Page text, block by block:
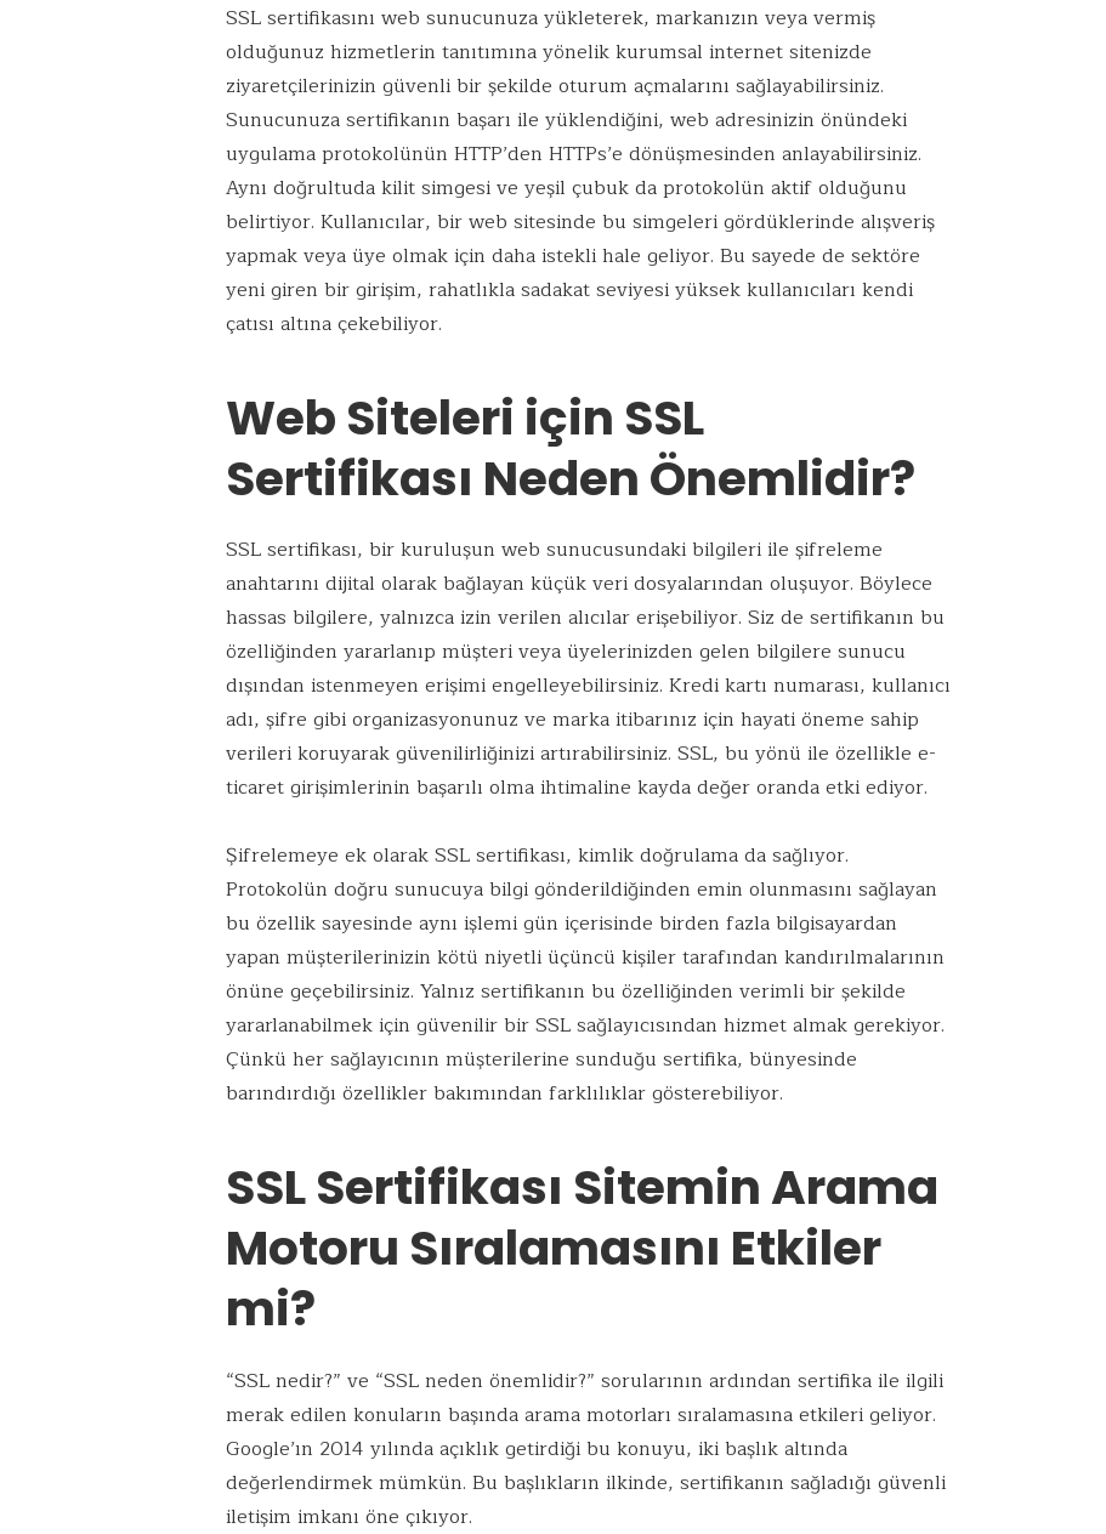
SSL sertifikasını web sunucunuza yükleterek, markanızın veya vermiş
olduğunuz hizmetlerin tanıtımına yönelik kurumsal internet sitenizde
ziyaretçilerinizin güvenli bir şekilde oturum açmalarını sağlayabilirsiniz.
Sunucunuza sertifikanın başarı ile yüklendiğini, web adresinizin önündeki
uygulama protokolünün HTTP’den HTTPs’e dönüşmesinden anlayabilirsiniz.
Aynı doğrultuda kilit simgesi ve yeşil çubuk da protokolün aktif olduğunu
belirtiyor. Kullanıcılar, bir web sitesinde bu simgeleri gördüklerinde alışveriş
yapmak veya üye olmak için daha istekli hale geliyor. Bu sayede de sektöre
yeni giren bir girişim, rahatlıkla sadakat seviyesi yüksek kullanıcıları kendi
çatısı altına çekebiliyor.
Web Siteleri için SSL
Sertifikası Neden Önemlidir?
SSL sertifikası, bir kuruluşun web sunucusundaki bilgileri ile şifreleme
anahtarını dijital olarak bağlayan küçük veri dosyalarından oluşuyor. Böylece
hassas bilgilere, yalnızca izin verilen alıcılar erişebiliyor. Siz de sertifikanın bu
özelliğinden yararlanıp müşteri veya üyelerinizden gelen bilgilere sunucu
dışından istenmeyen erişimi engelleyebilirsiniz. Kredi kartı numarası, kullanıcı
adı, şifre gibi organizasyonunuz ve marka itibarınız için hayati öneme sahip
verileri koruyarak güvenilirliğinizi artırabilirsiniz. SSL, bu yönü ile özellikle e-
ticaret girişimlerinin başarılı olma ihtimaline kayda değer oranda etki ediyor.
Şifrelemeye ek olarak SSL sertifikası, kimlik doğrulama da sağlıyor.
Protokolün doğru sunucuya bilgi gönderildiğinden emin olunmasını sağlayan
bu özellik sayesinde aynı işlemi gün içerisinde birden fazla bilgisayardan
yapan müşterilerinizin kötü niyetli üçüncü kişiler tarafından kandırılmalarının
önüne geçebilirsiniz. Yalnız sertifikanın bu özelliğinden verimli bir şekilde
yararlanabilmek için güvenilir bir SSL sağlayıcısından hizmet almak gerekiyor.
Çünkü her sağlayıcının müşterilerine sunduğu sertifika, bünyesinde
barındırdığı özellikler bakımından farklılıklar gösterebiliyor.
SSL Sertifikası Sitemin Arama
Motoru Sıralamasını Etkiler
mi?
“SSL nedir?” ve “SSL neden önemlidir?” sorularının ardından sertifika ile ilgili
merak edilen konuların başında arama motorları sıralamasına etkileri geliyor.
Google’ın 2014 yılında açıklık getirdiği bu konuyu, iki başlık altında
değerlendirmek mümkün. Bu başlıkların ilkinde, sertifikanın sağladığı güvenli
iletişim imkanı öne çıkıyor.